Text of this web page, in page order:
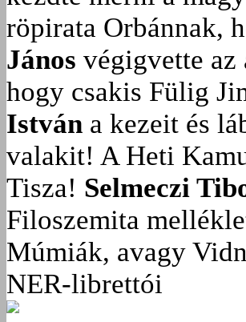
röpirata Orbánnak,
János végigvette
hogy csakis Fülig
István a kezeit és
valakit! A Heti
Tisza! Selmeczi
Filoszemita
Múmiák, avagy
NER-librettói